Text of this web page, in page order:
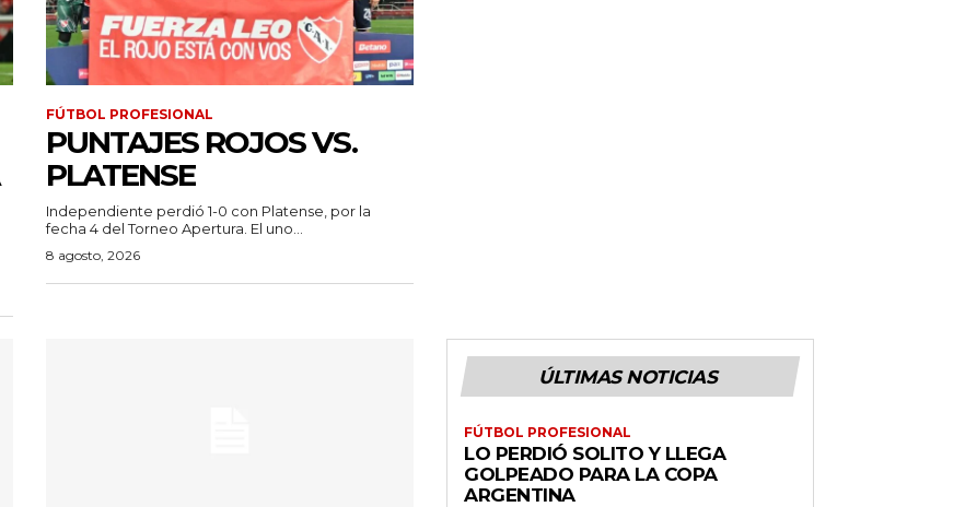
FÚTBOL PROFESIONAL
PUNTAJES ROJOS VS.
PLATENSE
Independiente perdió 1-0 con Platense, por la
fecha 4 del Torneo Apertura. El uno...
8 agosto, 2026
ÚLTIMAS NOTICIAS
FÚTBOL PROFESIONAL
LO PERDIÓ SOLITO Y LLEGA
GOLPEADO PARA LA COPA
ARGENTINA